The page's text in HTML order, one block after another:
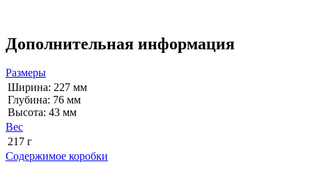
Дополнительная информация
Размеры
Ширина: 227 мм
Глубина: 76 мм
Высота: 43 мм
Вес
217 г
Содержимое коробки